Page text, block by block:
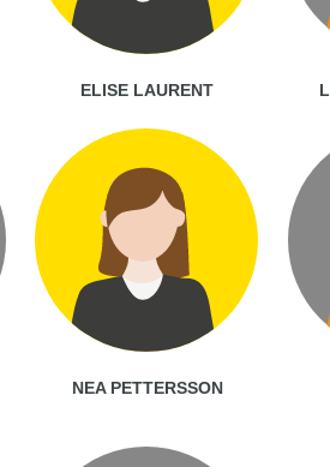
ELISE LAURENT
NEA PETTERSSON